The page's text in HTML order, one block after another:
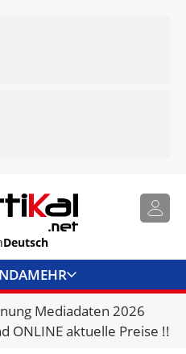
Deutsch
MEHR
Mediadaten 2026
ONLINE aktuelle Preise !!